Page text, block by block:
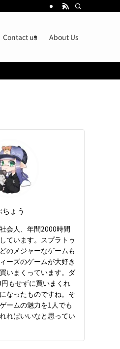
Contact us About Us
ちょう
会人、年間2000時間
ています。スプラトゥ
のメジャーなゲームも
ーズのゲームが大好き
いまくっています。ダ
もせずに買いまくれ
なったものですね。そ
ームの魅力を1人でも
ればいいなと思ってい